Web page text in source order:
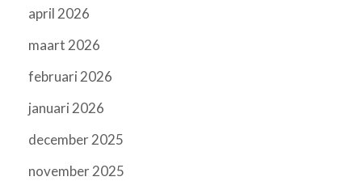
april 2026
maart 2026
februari 2026
januari 2026
december 2025
november 2025